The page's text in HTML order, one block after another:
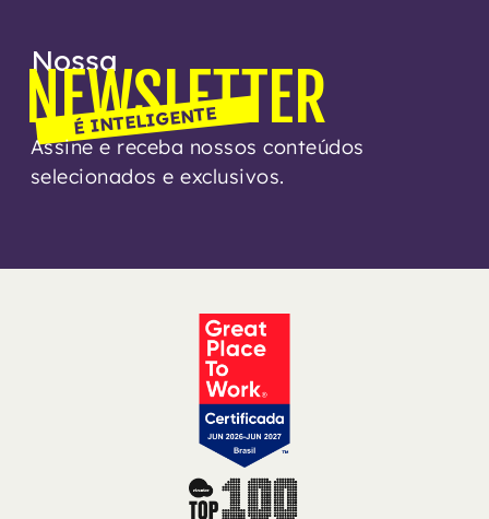
Nossa
NEWSLETTER
É INTELIGENTE
Assine e receba nossos conteúdos
selecionados e exclusivos.